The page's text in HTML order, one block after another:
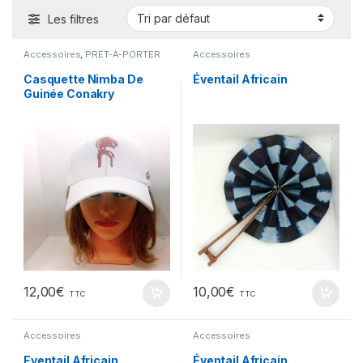
Les filtres
Accessoires, PRÊT-À-PORTER
Casquette Nimba De
Guinée Conakry
12,00€ TTC
Accessoires
Éventail Africain
10,00€ TTC
Accessoires
Eventail Africain
Accessoires
Éventail Africain